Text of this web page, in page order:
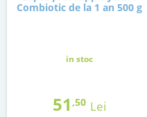
Combiotic de la 1 an 500 g
in stoc
51 ,50 Lei